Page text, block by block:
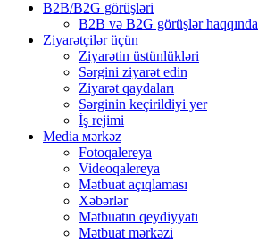
B2B/B2G görüşləri
B2B və B2G görüşlər haqqında
Ziyarətçilər üçün
Ziyarətin üstünlükləri
Sərgini ziyarət edin
Ziyarət qaydaları
Sərginin keçirildiyi yer
İş rejimi
Media мərkəz
Fotoqalereya
Videoqalereya
Mətbuat açıqlaması
Xəbərlər
Mətbuatın qeydiyyatı
Mətbuat mərkəzi